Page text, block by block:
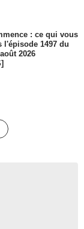
: ce qui vous
l'épisode 1497 du
2026